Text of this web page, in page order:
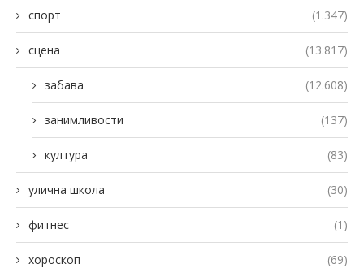
спорт (1.347)
сцена (13.817)
забава (12.608)
занимливости (137)
култура (83)
улична школа (30)
фитнес (1)
хороскоп (69)